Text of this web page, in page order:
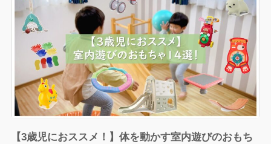
【3歳児におススメ！】体を動かす室内遊びのおもち